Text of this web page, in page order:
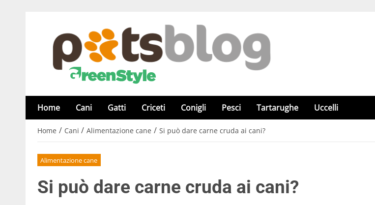
Home Cani Gatti Criceti Conigli Pesci Tartarughe Uccelli
Home / Cani / Alimentazione cane / Si può dare carne cruda ai cani?
Alimentazione cane
Si può dare carne cruda ai cani?